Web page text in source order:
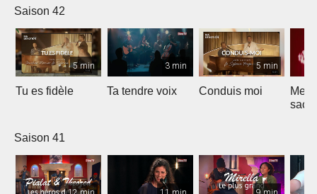
Saison 42
5 min
Tu es fidèle
3 min
Ta tendre voix
5 min
Conduis moi
Saison 41